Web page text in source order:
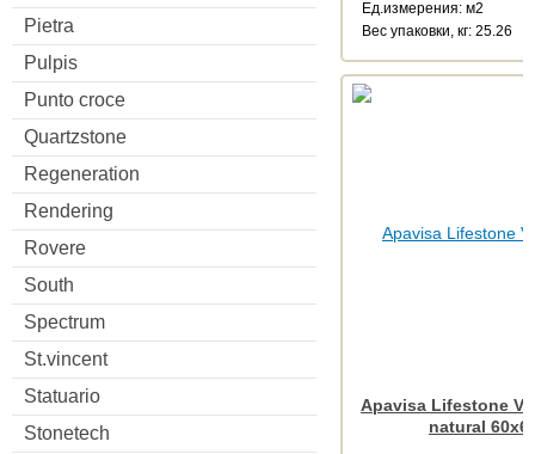
Pietra
Pulpis
Punto croce
Quartzstone
Regeneration
Rendering
Rovere
South
Spectrum
St.vincent
Statuario
Stonetech
Ед.измерения: м2
Веc упаковки, кг: 25.26
Apavisa Lifestone
natural